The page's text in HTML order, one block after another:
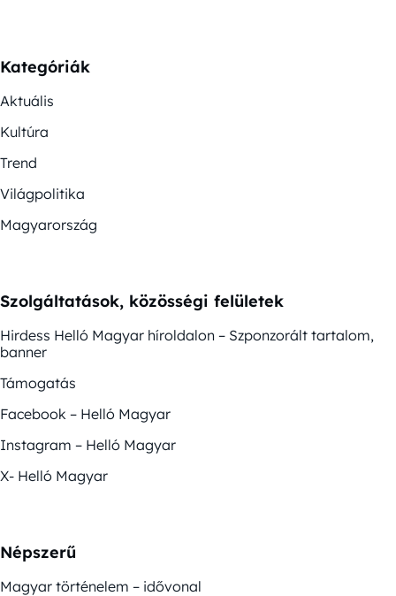
Kategóriák
Aktuális
Kultúra
Trend
Világpolitika
Magyarország
Szolgáltatások, közösségi felületek
Hirdess Helló Magyar híroldalon – Szponzorált tartalom,
banner
Támogatás
Facebook – Helló Magyar
Instagram – Helló Magyar
X- Helló Magyar
Népszerű
Magyar történelem – idővonal